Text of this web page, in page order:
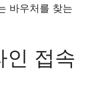
바우처를 찾는
인 접속